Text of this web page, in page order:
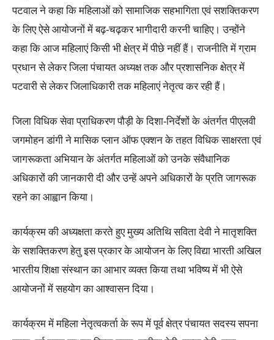
पटवाल ने कहा कि महिलाओं को सामाजिक सहभागिता एवं सशक्तिकरण
के लिए ऐसे आयोजनों में बढ़-चढ़कर भागीदारी करनी चाहिए। उन्होंने
कहा कि आज महिलाएं किसी भी क्षेत्र में पीछे नहीं हैं। राजनीति में ग्राम
प्रधान से लेकर जिला पंचायत अध्यक्ष तक और प्रशासनिक क्षेत्र में
पटवारी से लेकर जिलाधिकारी तक महिलाएं नेतृत्व कर रही हैं।
जिला विधिक सेवा प्राधिकरण पौड़ी के दिशा-निर्देशों के अंतर्गत पीएलवी
जगमोहन डांगी ने मासिक प्लान ऑफ एक्शन के तहत विधिक साक्षरता एवं
जागरूकता अभियान के अंतर्गत महिलाओं को उनके संवैधानिक
अधिकारों की जानकारी दी और उन्हें अपने अधिकारों के प्रति जागरूक
रहने का आह्वान किया।
कार्यक्रम की अध्यक्षता करते हुए मुख्य अतिथि सविता देवी ने मातृशक्ति
के सशक्तिकरण हेतु इस प्रकार के आयोजन के लिए विद्या भारती अखिल
भारतीय शिक्षा संस्थान का आभार व्यक्त किया तथा भविष्य में भी ऐसे
आयोजनों में सहयोग का आश्वासन दिया।
कार्यक्रम में महिला नेतृत्वकर्ता के रूप में पूर्व क्षेत्र पंचायत सदस्य सपना